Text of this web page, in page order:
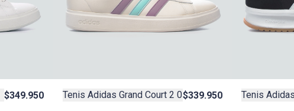
$349.950 Tenis Adidas Grand Court 2 0$339.950 Tenis